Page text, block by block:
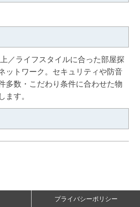
／ライフスタイルに合った部屋探
ットワーク。セキュリティや防音
多数・こだわり条件に合わせた物
ます。
プライバシーポリシー